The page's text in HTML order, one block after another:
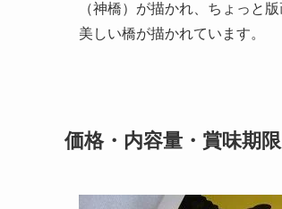
（神橋）が描かれ、ちょっと
美しい橋が描かれています。
価格・内容量・賞味期限